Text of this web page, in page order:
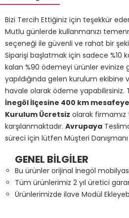
Bizi Tercih Ettiğiniz için teşekkür eder
Mutlu günlerde kullanmanızı
seçeneği ile güvenli ve rahat bir
Siparişi başlatmak için sadece %10
kalan %90 ödemeyi ürünler evinize
yapıldığında gelen kurulum ekibine
havale olarak ödeme yapabilirsiniz.
İnegöl İlçesine 400 km
Kurulum Ücretsiz olarak firmamız
karşılanmaktadır. Avrupaya
süreci için lütfen Müşteri
GENEL BİLGİLER
Bu ürünler orijinal İnegöl
Tüm ürünlerimiz 2 yıl üretici
Ürünlerimizde ilave Modül